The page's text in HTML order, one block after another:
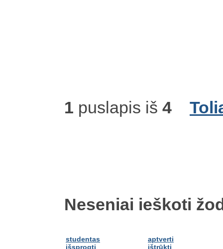
1 puslapis iš 4
Neseniai ieškoti
studentas
išsprogti
aptverti
ištrūkti